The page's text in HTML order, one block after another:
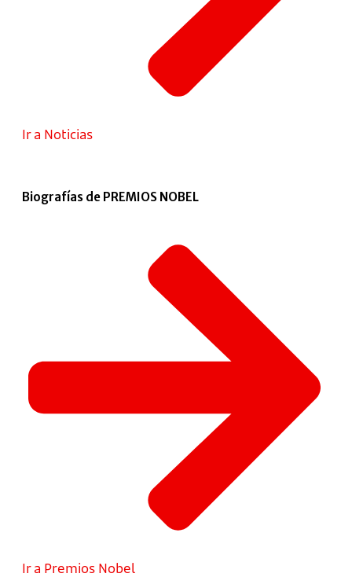
Ir a Noticias
Biografías de PREMIOS NOBEL
Ir a Premios Nobel